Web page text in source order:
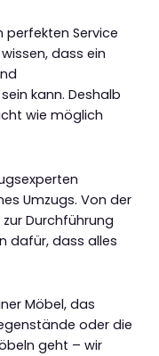
perfekten Service
dass ein
kann. Deshalb
wie möglich
Umzugs. Von der
Durchführung
dafür, dass alles
Möbel, das
oder die
geht – wir